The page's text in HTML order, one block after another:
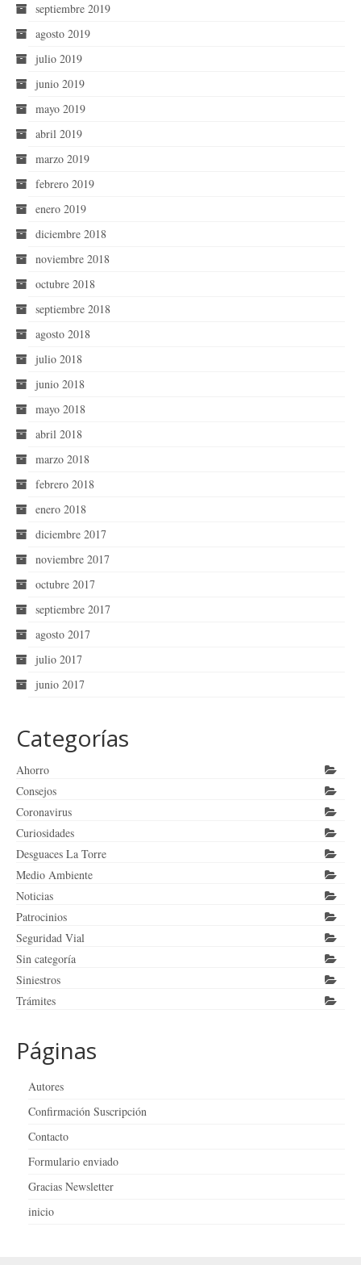
septiembre 2019
agosto 2019
julio 2019
junio 2019
mayo 2019
abril 2019
marzo 2019
febrero 2019
enero 2019
diciembre 2018
noviembre 2018
octubre 2018
septiembre 2018
agosto 2018
julio 2018
junio 2018
mayo 2018
abril 2018
marzo 2018
febrero 2018
enero 2018
diciembre 2017
noviembre 2017
octubre 2017
septiembre 2017
agosto 2017
julio 2017
junio 2017
Categorías
Ahorro
Consejos
Coronavirus
Curiosidades
Desguaces La Torre
Medio Ambiente
Noticias
Patrocinios
Seguridad Vial
Sin categoría
Siniestros
Trámites
Páginas
Autores
Confirmación Suscripción
Contacto
Formulario enviado
Gracias Newsletter
inicio